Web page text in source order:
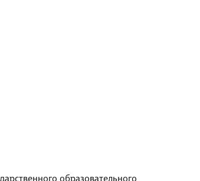
образовательного